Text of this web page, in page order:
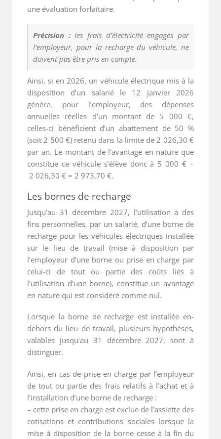
une évaluation forfaitaire.
Précision :les frais d’électricité engagés par
l’employeur, pour la recharge du véhicule, ne
doivent pas être pris en compte.
Ainsi, si en 2026, un véhicule électrique mis à la
disposition d’un salarié le 12 janvier 2026
génère, pour l’employeur, des dépenses
annuelles réelles d’un montant de 5 000 €,
celles-ci bénéficient d’un abattement de 50 %
(soit 2 500 €) retenu dans la limite de 2 026,30 €
par an. Le montant de l’avantage en nature que
constitue ce véhicule s’élève donc à 5 000 € –
2 026,30 € = 2 973,70 €.
Les bornes de recharge
Jusqu’au 31 décembre 2027, l’utilisation à des
fins personnelles, par un salarié, d’une borne de
recharge pour les véhicules électriques installée
sur le lieu de travail (mise à disposition par
l’employeur d’une borne ou prise en charge par
celui-ci de tout ou partie des coûts liés à
l’utilisation d’une borne), constitue un avantage
en nature qui est considéré comme nul.
Lorsque la borne de recharge est installée en-
dehors du lieu de travail, plusieurs hypothèses,
valables jusqu’au 31 décembre 2027, sont à
distinguer.
Ainsi, en cas de prise en charge par l’employeur
de tout ou partie des frais relatifs à l’achat et à
l’installation d’une borne de recharge :
– cette prise en charge est exclue de l’assiette des
cotisations et contributions sociales lorsque la
mise à disposition de la borne cesse à la fin du